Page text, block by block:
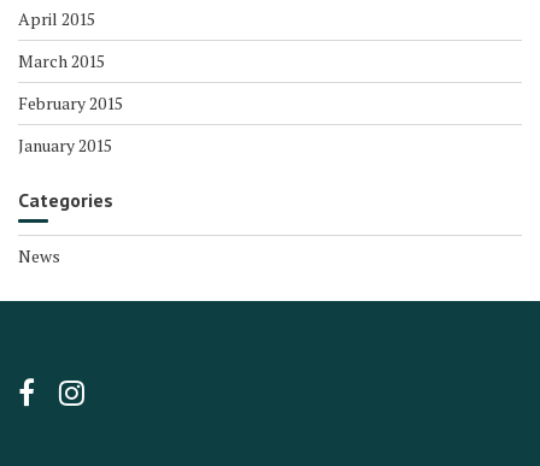
April 2015
March 2015
February 2015
January 2015
Categories
News